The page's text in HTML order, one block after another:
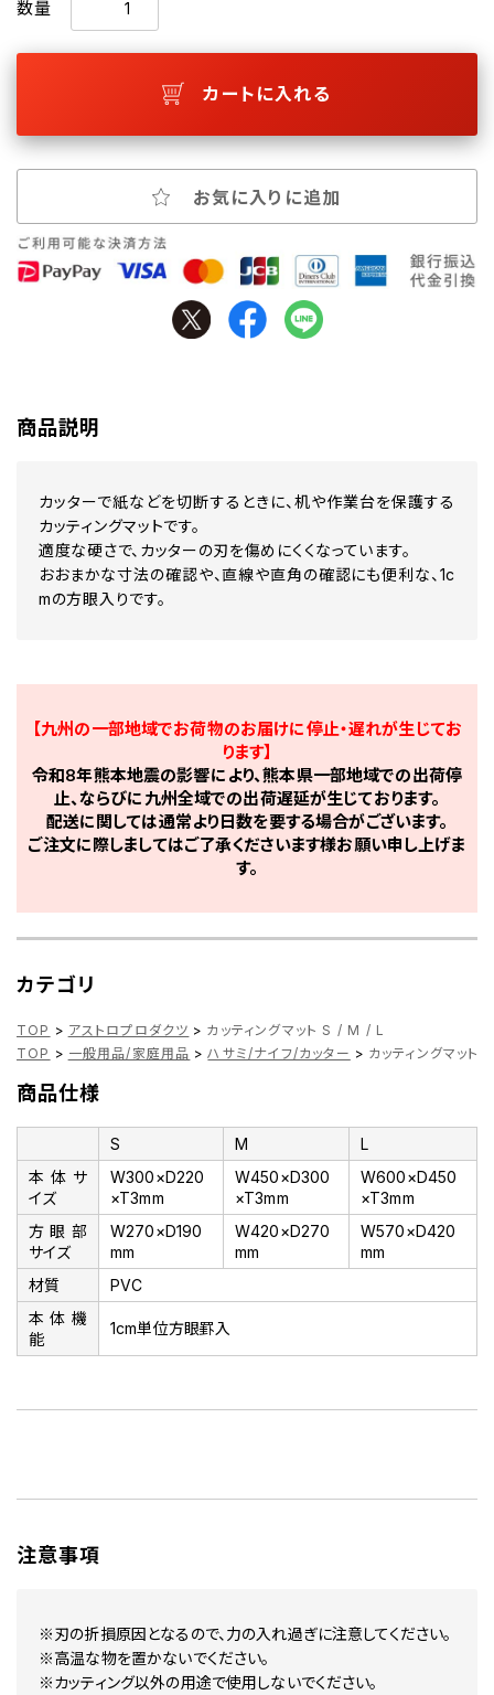
数量
カートに入れる
お気に入りに追加
商品説明
カッターで紙などを切断するときに、机や作業台を保護する
カッティングマットです。
適度な硬さで、カッターの刃を傷めにくくなっています。
おおまかな寸法の確認や、直線や直角の確認にも便利な、1c
mの方眼入りです。
【九州の一部地域でお荷物のお届けに停止・遅れが生じてお
ります】
令和8年熊本地震の影響により、熊本県一部地域での出荷停
止、ならびに九州全域での出荷遅延が生じております。
配送に関しては通常より日数を要する場合がございます。
ご注文に際しましてはご了承くださいます様お願い申し上げま
す。
カテゴリ
TOP > アストロプロダクツ > カッティングマット S / M / L
TOP > 一般用品/家庭用品 > ハサミ/ナイフ/カッター > カッティングマッ
商品仕様
S M
L
本体サ
イズ
W300×D220
×T3mm
W450×D300
×T3mm
W600×D450
×T3mm
方眼部
サイズ
W270×D190
mm
W420×D270
mm
W570×D420
mm
材質
PVC
本体機
能
1cm単位方眼罫入
注意事項
※刃の折損原因となるので、力の入れ過ぎに注意してください。
※高温な物を置かないでください。
※カッティング以外の用途で使用しないでください。